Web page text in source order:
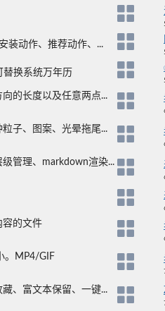
装动作、推荐动作、...
替换系统万年历
的长度以及任意两点...
子、图案、光晕拖尾...
管理、markdown渲染...
容的文件
。MP4/GIF
、富文本保留、一键...